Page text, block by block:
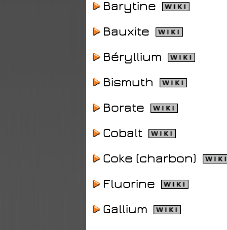
Barytine
Bauxite
Béryllium
Bismuth
Borate
Cobalt
Coke (charbon)
Fluorine
Gallium